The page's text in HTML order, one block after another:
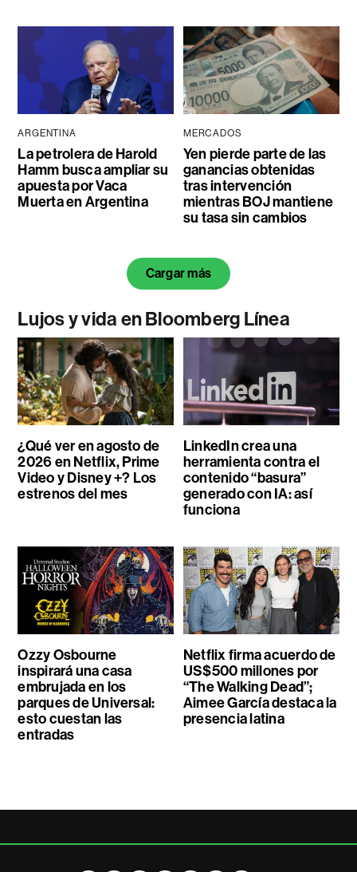
ARGENTINA
La petrolera de Harold
Hamm busca ampliar su
apuesta por Vaca
Muerta en Argentina
MERCADOS
Yen pierde parte de las
ganancias obtenidas
tras intervención
mientras BOJ mantiene
su tasa sin cambios
Cargar más
Lujos y vida en Bloomberg Línea
¿Qué ver en agosto de
2026 en Netflix, Prime
Video y Disney +? Los
estrenos del mes
LinkedIn crea una
herramienta contra el
contenido “basura”
generado con IA: así
funciona
Ozzy Osbourne
inspirará una casa
embrujada en los
parques de Universal:
esto cuestan las
entradas
Netflix firma acuerdo de
US$500 millones por
“The Walking Dead”;
Aimee García destaca la
presencia latina